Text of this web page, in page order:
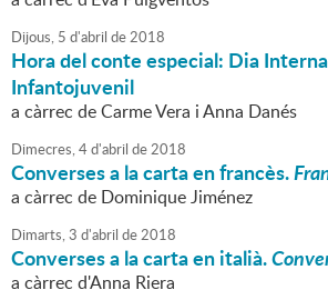
Dijous, 5 d'abril de2018
Hora del conte especial: Dia
Infantojuvenil
a càrrec de Carme Vera i Anna Danés
Dimecres,4d'abril de2018
Converses a la carta en francès.
a càrrec de Dominique Jiménez
Dimarts,3 d'abril de2018
Converses a la carta en italià.
a càrrec d'Anna Riera